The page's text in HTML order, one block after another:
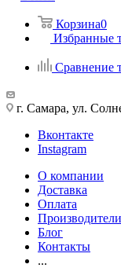
Корзина0
Избранные
Сравнение
г. Самара, ул.
Вконтакте
Instagram
О компании
Доставка
Оплата
Производители
Блог
Контакты
...